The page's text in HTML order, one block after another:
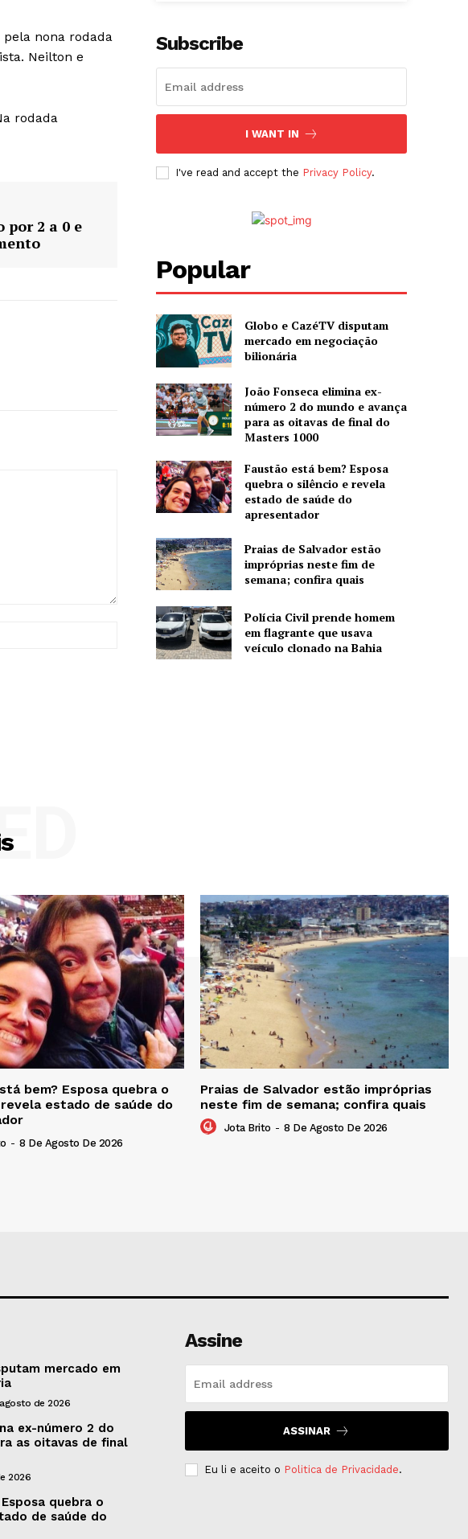
nona rodada
Neilton e
rodada
por 2 a 0 e
Website:
Subscribe
I WANT IN
I've read and accept the Privacy Policy.
Popular
Globo e CazéTV disputam
mercado em negociação
bilionária
João Fonseca elimina ex-
número 2 do mundo e avança
para as oitavas de final do
Masters 1000
Faustão está bem? Esposa
quebra o silêncio e revela
estado de saúde do
apresentador
Praias de Salvador estão
impróprias neste fim de
semana; confira quais
Polícia Civil prende homem
em flagrante que usava
veículo clonado na Bahia
bem? Esposa quebra o
estado de saúde do
- 8 De Agosto De 2026
Praias de Salvador estão impróprias
neste fim de semana; confira quais
Jota Brito - 8 De Agosto De 2026
mercado em
de 2026
ex-número 2 do
as oitavas de final
2026
quebra o
de saúde do
Assine
ASSINAR
Eu li e aceito o Politica de Privacidade.